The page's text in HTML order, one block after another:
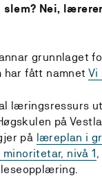
Nei,
grunnlaget
fått namnet Vi
læringsressurs
på
på læreplan i
nivå 1